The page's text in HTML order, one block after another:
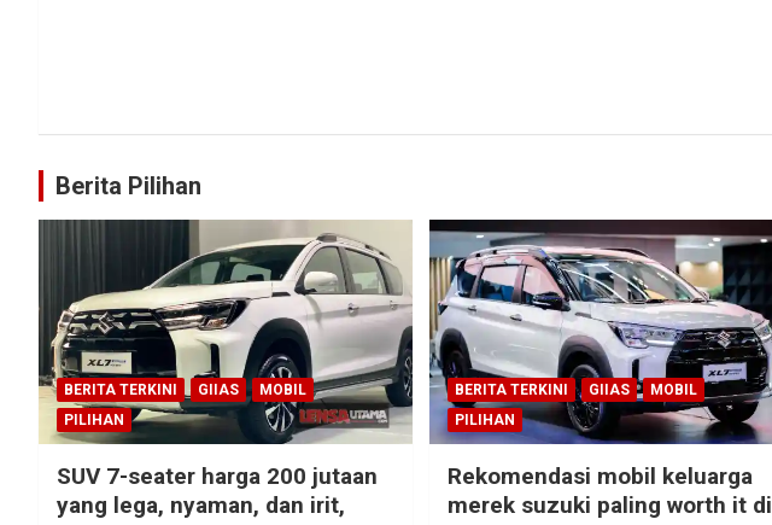
Berita Pilihan
BERITA TERKINI GIIAS
MOBIL
PILIHAN
SUV 7-seater harga 200 jutaan
yang lega, nyaman, dan irit,
BERITA TERKINI GIIAS
MOBIL
PILIHAN
Rekomendasi mobil keluarga
merek suzuki paling worth it di